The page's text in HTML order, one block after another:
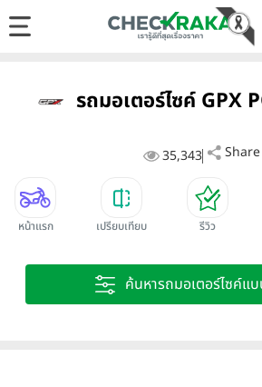
รถมอเตอร์ไซค์ GPX
35,343 Share
หน้าแรก เปรียบเทียบ รีวิว
ค้นหารถมอเตอร์ไซค์แบ